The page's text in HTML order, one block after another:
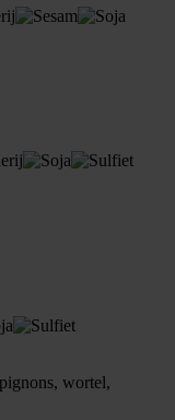
wortel,